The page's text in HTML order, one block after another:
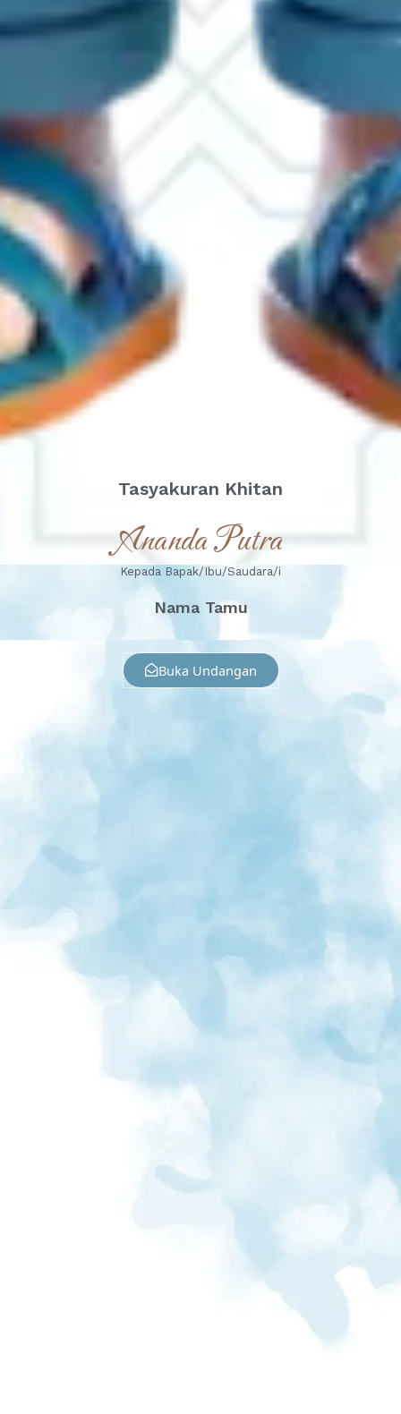
Nama Anak
Kami berharap Anda
menjadi bagian dari hari istimewa kami.
Days
00
Hours
00
Tasyakuran Khitan
Ananda Putra
Kepada Bapak/Ibu/Saudara/i
Nama Tamu
Buka Undangan